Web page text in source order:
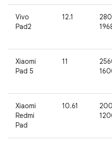
Vivo
Pad2
12.1
Xiaomi
Pad 5
11
Xiaomi
Redmi
Pad
10.61